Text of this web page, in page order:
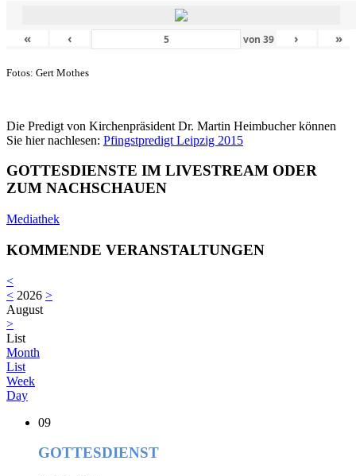
« ‹ von39 › »
Fotos: Gert Mothes
Die Predigt von Kirchenpräsident Dr. Martin Heimbucher können
Sie hier nachlesen: Pfingstpredigt Leipzig 2015
GOTTESDIENSTE IM LIVESTREAM ODER
ZUM NACHSCHAUEN
Mediathek
KOMMENDE VERANSTALTUNGEN
<
< 2026 >
August
>
List
Month
List
Week
Day
09
GOTTESDIENST